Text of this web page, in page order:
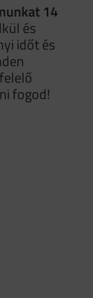
14
és
időt és
fogod!